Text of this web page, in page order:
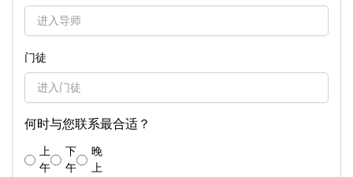
门徒
何时与您联系最合适？
上
午
下
午
晚
上